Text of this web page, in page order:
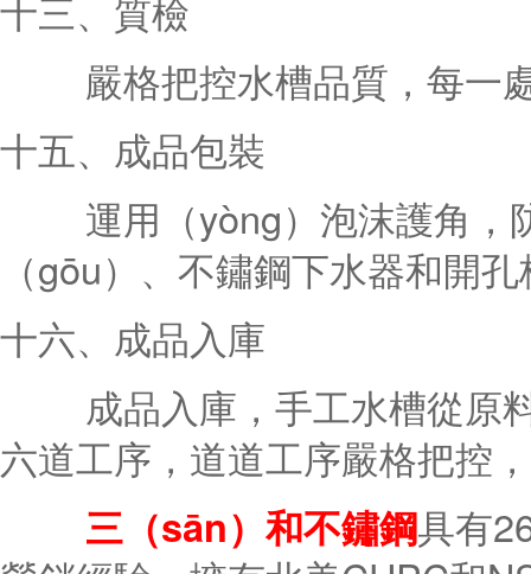
嚴格把控水槽品質，每一
十五、成品包裝
運用（yòng）泡沫護角，
（gōu）、不鏽鋼下水器和開
十六、成品入庫
成品入庫，手工水槽從原
六道工序，道道工序嚴格把控
三（sān）和不鏽鋼具有